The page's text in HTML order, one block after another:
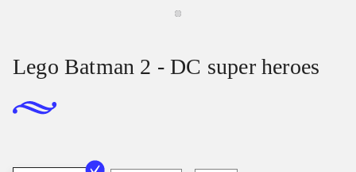
Lego Batman 2 - DC super heroes